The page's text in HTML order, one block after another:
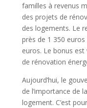
familles à revenus
des projets de
des logements. Le
près de 1 350
euros. Le bonus
de rénovation
Aujourd’hui, le
de l’importance de
logement. C’est